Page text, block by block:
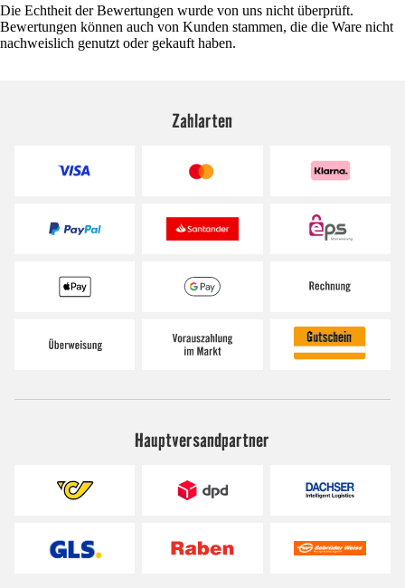
Die Echtheit der Bewertungen wurde von uns nicht überprüft.
Bewertungen können auch von Kunden stammen, die die Ware nicht
nachweislich genutzt oder gekauft haben.
Zahlarten
Hauptversandpartner